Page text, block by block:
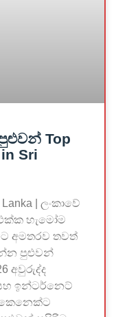
Top
Sri
Lanka | ලංකාවේ
හැමෝම
අමතරව තවත්
පුළුවන්
අවුරුද්ද
ඉන්ටර්නෙට්